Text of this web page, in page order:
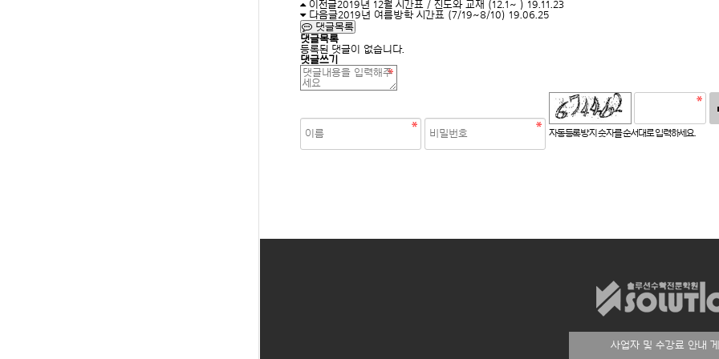
이전글2019년 12월 시간표 / 진도와 교재 (12.1~ ) 19.11.23
다음글2019년 여름방학 시간표 (7/19~8/10) 19.06.25
댓글목록
댓글목록
등록된 댓글이 없습니다.
댓글쓰기
자동등록방지 숫자를 순서대로 입력하세요.
사업자 및 수강료 안내